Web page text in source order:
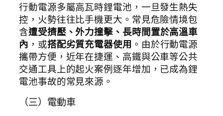
行動電源多屬高瓦時鋰電池，一旦發生熱失
控，火勢往往比手機更大。常見危險情境包
含遭受擠壓、外力撞擊、長時間置於高溫車
內 ，或搭配劣質充電器使用 。由於行動電源
攜帶方便，近年在捷運、高鐵與公車等公共
交通工具上的起火案例逐年增加，已成為鋰
電池事故的常見來源。
（三）電動車